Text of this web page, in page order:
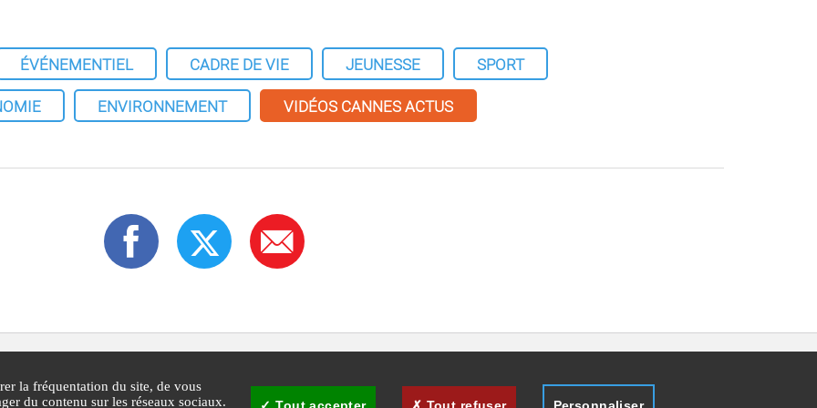
ÉVÉNEMENTIEL CADRE DE VIE JEUNESSE
SPORT
ENVIRONNEMENT VIDÉOS CANNES ACTUS
la fréquentation du site, de vous
du contenu sur les réseaux sociaux.
Tout accepter Tout refuser Personnaliser